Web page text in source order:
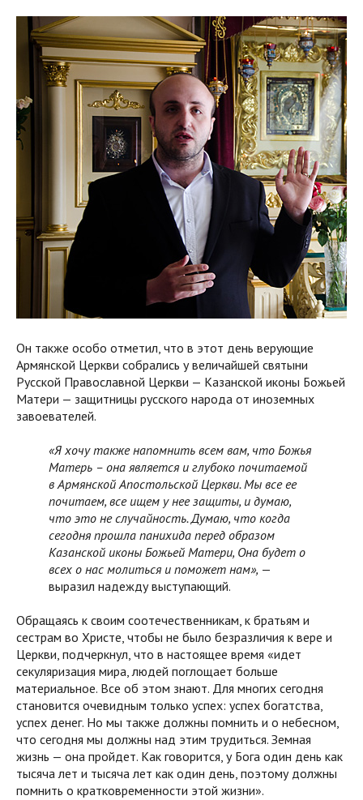
Он также особо отметил, что в этот день верующие
Армянской Церкви собрались у величайшей святыни
Русской Православной Церкви — Казанской иконы Божьей
Матери — защитницы русского народа от иноземных
завоевателей.
«Я хочу также напомнить всем вам, что Божья
Матерь – она является и глубоко почитаемой
в Армянской Апостольской Церкви. Мы все ее
почитаем, все ищем у нее защиты, и думаю,
что это не случайность. Думаю, что когда
сегодня прошла панихида перед образом
Казанской иконы Божьей Матери, Она будет о
всех о нас молиться и поможет нам», —
выразил надежду выступающий.
Обращаясь к своим соотечественникам, к братьям и
сестрам во Христе, чтобы не было безразличия к вере и
Церкви, подчеркнул, что в настоящее время «идет
секуляризация мира, людей поглощает больше
материальное. Все об этом знают. Для многих сегодня
становится очевидным только успех: успех богатства,
успех денег. Но мы также должны помнить и о небесном,
что сегодня мы должны над этим трудиться. Земная
жизнь — она пройдет. Как говорится, у Бога один день как
тысяча лет и тысяча лет как один день, поэтому должны
помнить о кратковременности этой жизни».